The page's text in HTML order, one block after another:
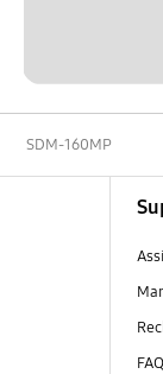
SDM-160MP